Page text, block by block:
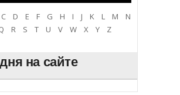
C D E F G H I J K L M
N
R S T U V W X Y Z
на сайте